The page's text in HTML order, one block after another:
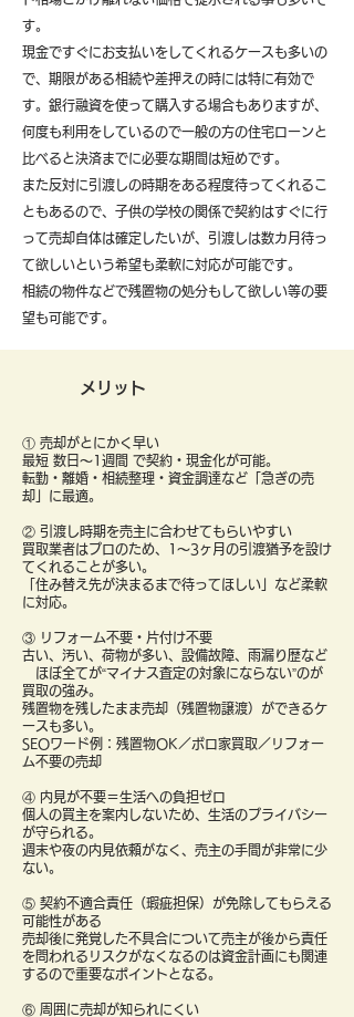
す。
現金ですぐにお支払いをしてくれるケースも多いの
で、期限がある相続や差押えの時には特に有効で
す。銀行融資を使って購入する場合もありますが、
何度も利用をしているので一般の方の住宅ローンと
比べると決済までに必要な期間は短めです。
また反対に引渡しの時期をある程度待ってくれるこ
ともあるので、子供の学校の関係で契約はすぐに行
って売却自体は確定したいが、引渡しは数カ月待っ
て欲しいという希望も柔軟に対応が可能です。
​相続の物件などで残置物の処分もして欲しい等の要
望も可能です。
メリット
① 売却がとにかく早い
最短 数日〜1週間 で契約・現金化が可能。
転勤・離婚・相続整理・資金調達など「急ぎの売
却」に最適。
② 引渡し時期を売主に合わせてもらいやすい
買取業者はプロのため、1〜3ヶ月の引渡猶予を設け
てくれることが多い。
「住み替え先が決まるまで待ってほしい」など柔軟
に対応。
③ リフォーム不要・片付け不要
古い、汚い、荷物が多い、設備故障、雨漏り歴など
ほぼ全てが“マイナス査定の対象にならない”のが
買取の強み。
残置物を残したまま売却（残置物譲渡）ができるケ
ースも多い。
SEOワード例：残置物OK／ボロ家買取／リフォー
ム不要の売却
④ 内見が不要＝生活への負担ゼロ
個人の買主を案内しないため、生活のプライバシー
が守られる。
週末や夜の内見依頼がなく、売主の手間が非常に少
ない。
⑤ 契約不適合責任（瑕疵担保）が免除してもらえる
可能性がある
売却後に発覚した不具合について売主が後から責任
を問われるリスクがなくなるのは資金計画にも関連
するので重要なポイントとなる。
⑥ 周囲に売却が知られにくい